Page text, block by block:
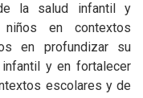
la salud infantil y
en contextos
en profundizar su
y en fortalecer
escolares y de